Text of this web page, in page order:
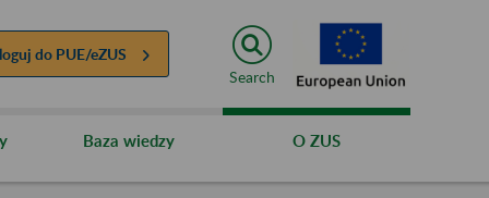
do PUE/eZUS
Search
Baza wiedzy O ZUS